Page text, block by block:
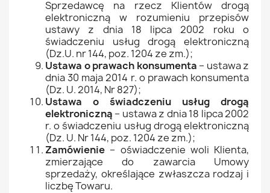
Sprzedawcę na rzecz Klientów drogą
elektroniczną w rozumieniu przepisów
ustawy z dnia 18 lipca 2002 roku o
świadczeniu usług drogą elektroniczną
(Dz.U. nr 144, poz. 1204 ze zm.);
Ustawa o prawach konsumenta – ustawa z
dnia 30 maja 2014 r. o prawach konsumenta
(Dz. U. 2014, Nr 827);
Ustawa o świadczeniu usług drogą
elektroniczną – ustawa z dnia 18 lipca 2002
r. o świadczeniu usług drogą elektroniczną
(Dz. U. Nr 144, poz. 1204 ze zm.);
Zamówienie – oświadczenie woli Klienta,
zmierzające do zawarcia Umowy
sprzedaży, określające zwłaszcza rodzaj i
liczbę Towaru.